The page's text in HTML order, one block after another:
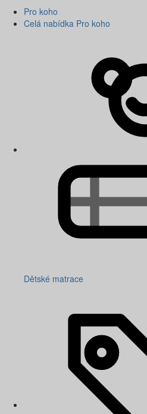
Pro koho
Celá nabídka Pro koho
Dětské matrace